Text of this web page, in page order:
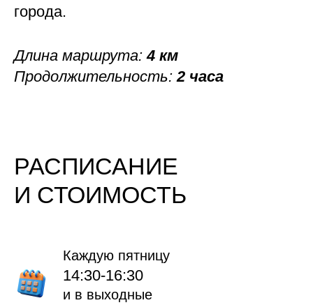
города.
Длина маршрута:4 км
Продолжительность:2 часа
РАСПИСАНИЕ
И СТОИМОСТЬ
Каждую пятницу
14:30-16:30
и в выходные